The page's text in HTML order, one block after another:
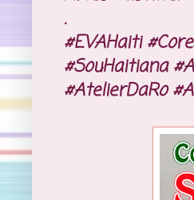
.
#EVAHaiti
#SouHaitiana
#AtelierDaRo